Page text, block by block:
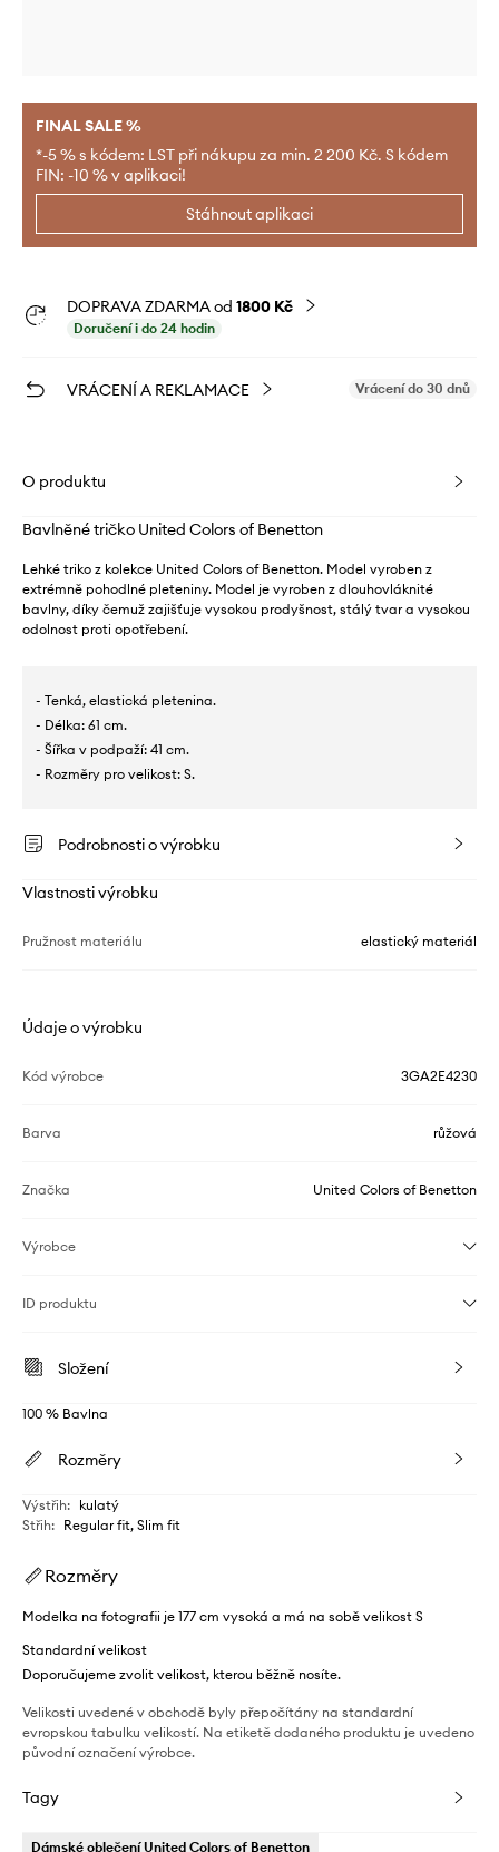
FINAL SALE %
*-5 % s kódem: LST při nákupu za min. 2 200 Kč. S kódem
FIN: -10 % v aplikaci!
Stáhnout aplikaci
DOPRAVA ZDARMA od 1800 Kč
Doručení i do 24 hodin
VRÁCENÍ A REKLAMACE Vrácení do 30 dnů
O produktu
Bavlněné tričko United Colors of Benetton
Lehké triko z kolekce United Colors of Benetton. Model vyroben z
extrémně pohodlné pleteniny. Model je vyroben z dlouhovláknité
bavlny, díky čemuž zajišťuje vysokou prodyšnost, stálý tvar a vysokou
odolnost proti opotřebení.
- Tenká, elastická pletenina.
- Délka: 61 cm.
- Šířka v podpaží: 41 cm.
- Rozměry pro velikost: S.
Podrobnosti o výrobku
Vlastnosti výrobku
Pružnost materiálu elastický materiál
Údaje o výrobku
Kód výrobce 3GA2E4230
Barva růžová
Značka United Colors of Benetton
Výrobce
ID produktu
Složení
100 % Bavlna
Rozměry
Výstřih: kulatý
Střih: Regular fit, Slim fit
Rozměry
Modelka na fotografii je 177 cm vysoká a má na sobě velikost S
Standardní velikost
Doporučujeme zvolit velikost, kterou běžně nosíte.
Velikosti uvedené v obchodě byly přepočítány na standardní
evropskou tabulku velikostí. Na etiketě dodaného produktu je uvedeno
původní označení výrobce.
Tagy
Dámské oblečení United Colors of Benetton